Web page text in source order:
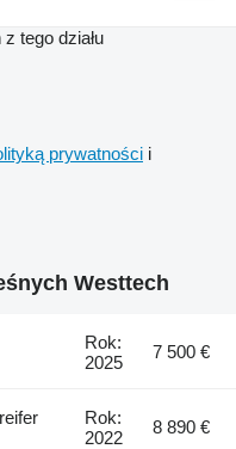
tego działu
prywatności i
Westtech
Rok:
2025
7 500 €
Rok:
2022
8 890 €